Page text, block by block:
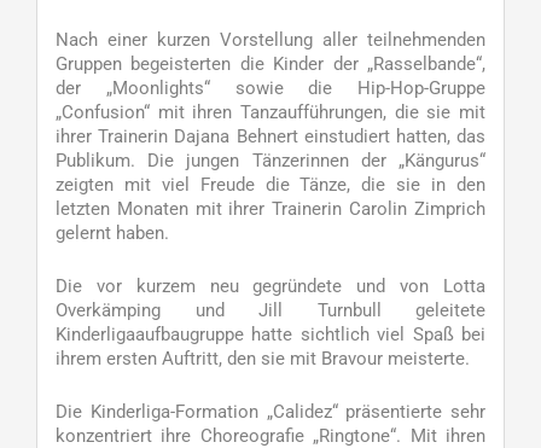
Nach einer kurzen Vorstellung aller teilnehmenden
Gruppen begeisterten die Kinder der „Rasselbande“,
der „Moonlights“ sowie die Hip-Hop-Gruppe
„Confusion“ mit ihren Tanzaufführungen, die sie mit
ihrer Trainerin Dajana Behnert einstudiert hatten, das
Publikum. Die jungen Tänzerinnen der „Kängurus“
zeigten mit viel Freude die Tänze, die sie in den
letzten Monaten mit ihrer Trainerin Carolin Zimprich
gelernt haben.
Die vor kurzem neu gegründete und von Lotta
Overkämping und Jill Turnbull geleitete
Kinderligaaufbaugruppe hatte sichtlich viel Spaß bei
ihrem ersten Auftritt, den sie mit Bravour meisterte.
Die Kinderliga-Formation „Calidez“ präsentierte sehr
konzentriert ihre Choreografie „Ringtone“. Mit ihren